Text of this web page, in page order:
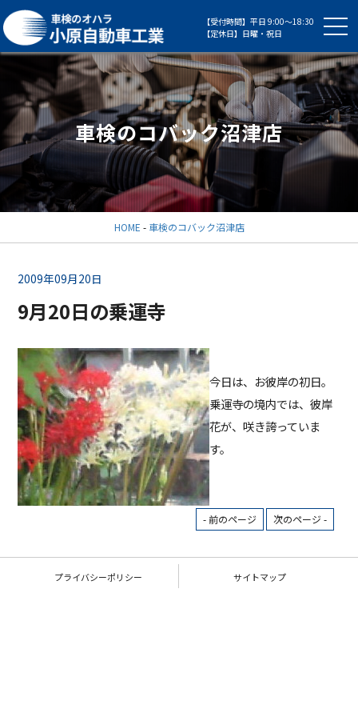
【受付時間】平日 9:00～18:30
【定休日】日曜・祝日
車検のコバック沼津店
HOME - 車検のコバック沼津店
2009年09月20日
9月20日の乗運寺
今日は、お彼岸の初日。
乗運寺の境内では、彼岸
花が、咲き誇っていま
す。
- 前のページ 次のページ -
プライバシーポリシー サイトマップ